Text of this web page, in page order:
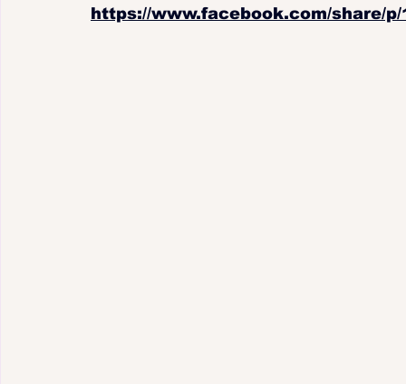
https://www.facebook.com/share/p/